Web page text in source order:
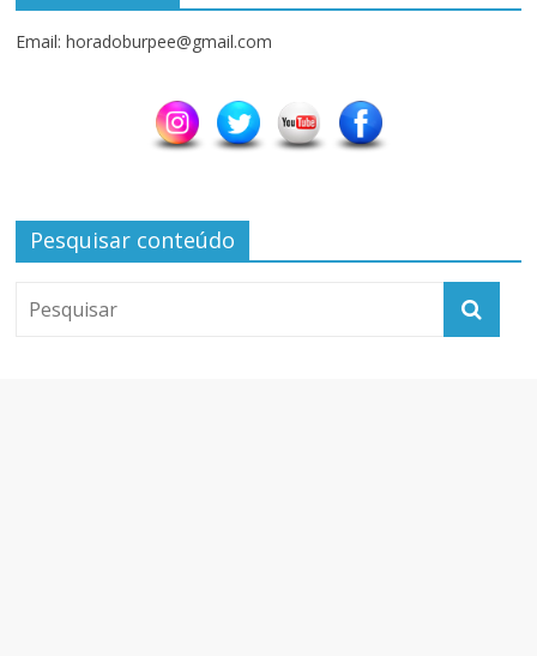
Email: horadoburpee@gmail.com
Pesquisar conteúdo